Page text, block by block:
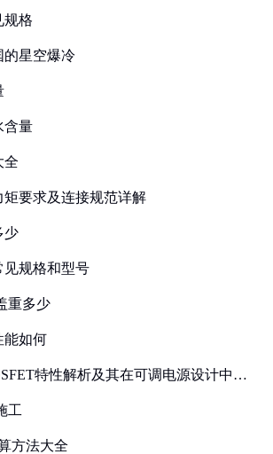
规格
的星空爆冷
含量
全
要求及连接规范详解
少
见规格和型号
重多少
能如何
特性解析及其在可调电源设计中的
工
方法大全